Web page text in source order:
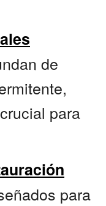
de
para
para